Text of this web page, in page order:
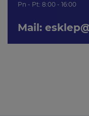
Pn - Pt: 8:00 - 16:00
Mail: